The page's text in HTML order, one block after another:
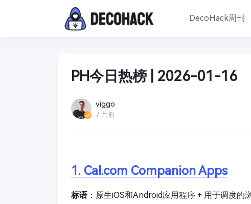
DecoHack周刊
PH今日热榜 | 2026-01-16
viggo
7 月前
1. Cal.com Companion Apps
标语：原生iOS和Android应用程序 + 用于调度的